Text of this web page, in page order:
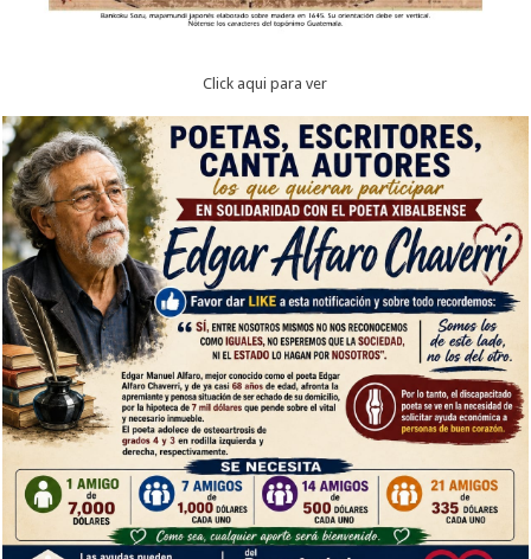
Click aqui para ver